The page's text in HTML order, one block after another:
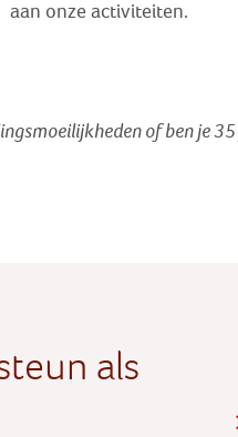
aan onze activiteiten.
of ben je
als